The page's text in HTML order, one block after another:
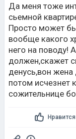
Да меня тоже
сьемной
Просто может
вообще какого
него на поводу!
должен,скажет
денусь,вон
потом исчезнет
сожительнице